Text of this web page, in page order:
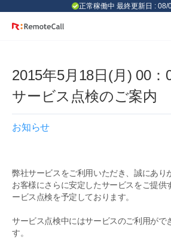
正常稼働中 最終更新日 : 08/
2015年5月18日(月) 00：
サービス点検のご案内
お知らせ
弊社サービスをご利用いただき、誠にあり
お客様にさらに安定したサービスをご提供
ービス点検を予定しております。
サービス点検中にはサービスのご利用がで
す。